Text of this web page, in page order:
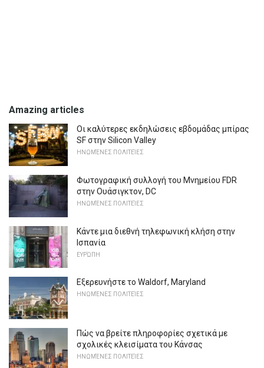
Amazing articles
Οι καλύτερες εκδηλώσεις εβδομάδας μπίρας
SF στην Silicon Valley
ΗΝΩΜΈΝΕΣ ΠΟΛΙΤΕΊΕΣ
Φωτογραφική συλλογή του Μνημείου FDR
στην Ουάσιγκτον, DC
ΗΝΩΜΈΝΕΣ ΠΟΛΙΤΕΊΕΣ
Κάντε μια διεθνή τηλεφωνική κλήση στην
Ισπανία
ΕΥΡΏΠΗ
Εξερευνήστε το Waldorf, Maryland
ΗΝΩΜΈΝΕΣ ΠΟΛΙΤΕΊΕΣ
Πώς να βρείτε πληροφορίες σχετικά με
σχολικές κλεισίματα του Κάνσας
ΗΝΩΜΈΝΕΣ ΠΟΛΙΤΕΊΕΣ